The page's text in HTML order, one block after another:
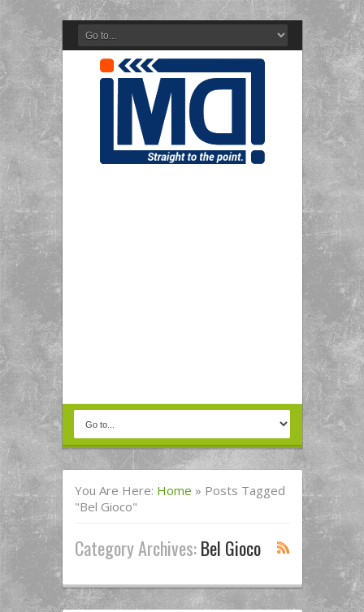
You Are Here: Home » Posts Tagged
"bel Gioco"
Category Archives:Bel Gioco